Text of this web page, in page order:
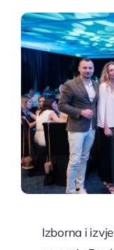
Sponzorstvo
Izborna i